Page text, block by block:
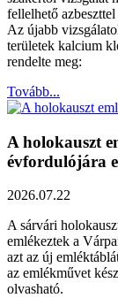
fellelhető
Az újabb
területek kalcium
rendelte meg:
Tovább...
A holokauszt
évfordulójára
2026.07.22
A sárvári
emlékeztek a
azt az új
az emlékművet
olvasható.